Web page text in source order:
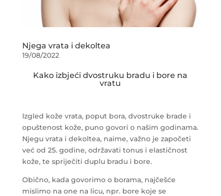
Njega vrata i dekoltea
19/08/2022
Kako izbjeći dvostruku bradu i bore na
vratu
Izgled kože vrata, poput bora, dvostruke brade i
opuštenost kože, puno govori o našim godinama.
Njegu vrata i dekoltea, naime, važno je započeti
već od 25. godine, održavati tonus i elastičnost
kože, te spriječiti duplu bradu i bore.
Obično, kada govorimo o borama, najčešće
mislimo na one na licu, npr. bore koje se